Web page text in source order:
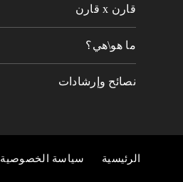
قارن x قارن
ما هو\هي؟
نصائح وإرشادات
الرئيسية سياسة الخصوصية